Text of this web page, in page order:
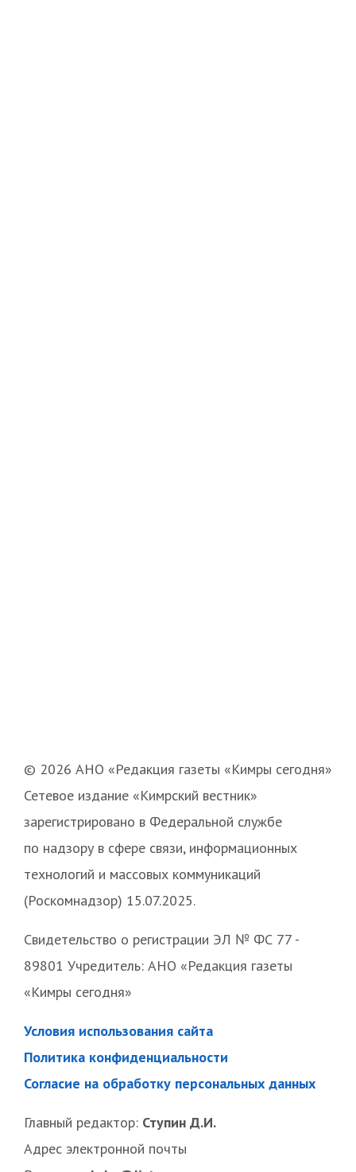
© 2026 АНО «Редакция газеты «Кимры сегодня»
Сетевое издание «Кимрский вестник»
зарегистрировано в Федеральной службе
по надзору в сфере связи, информационных
технологий и массовых коммуникаций
(Роскомнадзор) 15.07.2025.
Свидетельство о регистрации ЭЛ № ФС 77 -
89801 Учредитель: АНО «Редакция газеты
«Кимры сегодня»
Условия использования сайта
Политика конфиденциальности
Согласие на обработку персональных данных
Главный редактор: Ступин Д.И.
Адрес электронной почты